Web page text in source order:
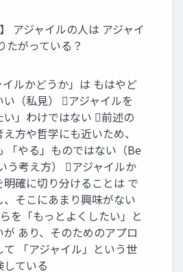
】 アジャイルの人は アジャイ
たがっている？
イルかどうか」は もはやど
い（私見） アジャイルを
い」わけではない 前述の
方や哲学にも近いため、
「やる」ものではない（Be
う考え方） アジャイルか
明確に切り分けることは で
、そこにあまり興味がない
を「もっとよくしたい」と
が あり、そのためのアプロ
て 「アジャイル」という世
している